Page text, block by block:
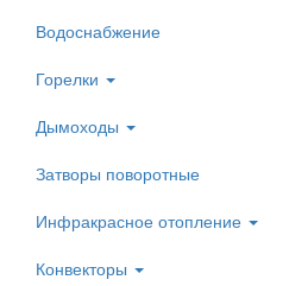
Водоснабжение
Горелки
Дымоходы
Затворы поворотные
Инфракрасное отопление
Конвекторы